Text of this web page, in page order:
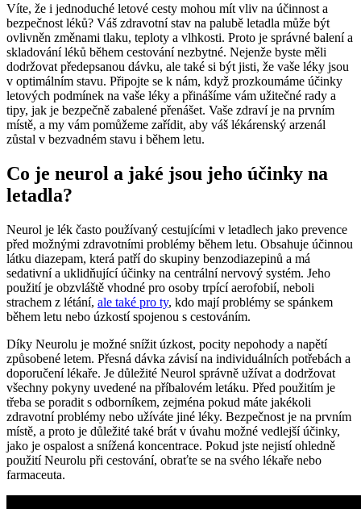
Víte, že i jednoduché letové cesty mohou mít vliv na účinnost a
bezpečnost léků? Váš zdravotní stav na palubě letadla může být
ovlivněn změnami tlaku, teploty a vlhkosti. Proto je správné balení a
skladování léků během cestování nezbytné. Nejenže byste měli
dodržovat předepsanou dávku, ale také si být jisti, že vaše léky jsou
v optimálním stavu. Připojte se k nám, když prozkoumáme účinky
letových podmínek na vaše léky a přinášíme vám užitečné rady a
tipy, jak je bezpečně zabalené přenášet. Vaše zdraví je na prvním
místě, a my vám pomůžeme zařídit, aby váš lékárenský arzenál
zůstal v bezvadném stavu i během letu.
Co je neurol a jaké jsou jeho účinky na
letadla?
Neurol je lék často používaný cestujícími v letadlech jako prevence
před možnými zdravotními problémy během letu. Obsahuje účinnou
látku diazepam, která patří do skupiny benzodiazepinů a má
sedativní a uklidňující účinky na centrální nervový systém. Jeho
použití je obzvláště vhodné pro osoby trpící aerofobií, neboli
strachem z létání, ale také pro ty, kdo mají problémy se spánkem
během letu nebo úzkostí spojenou s cestováním.
Díky Neurolu je možné snížit úzkost, pocity nepohody a napětí
způsobené letem. Přesná dávka závisí na individuálních potřebách a
doporučení lékaře. Je důležité Neurol správně užívat a dodržovat
všechny pokyny uvedené na příbalovém letáku. Před použitím je
třeba se poradit s odborníkem, zejména pokud máte jakékoli
zdravotní problémy nebo užíváte jiné léky. Bezpečnost je na prvním
místě, a proto je důležité také brát v úvahu možné vedlejší účinky,
jako je ospalost a snížená koncentrace. Pokud jste nejistí ohledně
použití Neurolu při cestování, obraťte se na svého lékaře nebo
farmaceuta.